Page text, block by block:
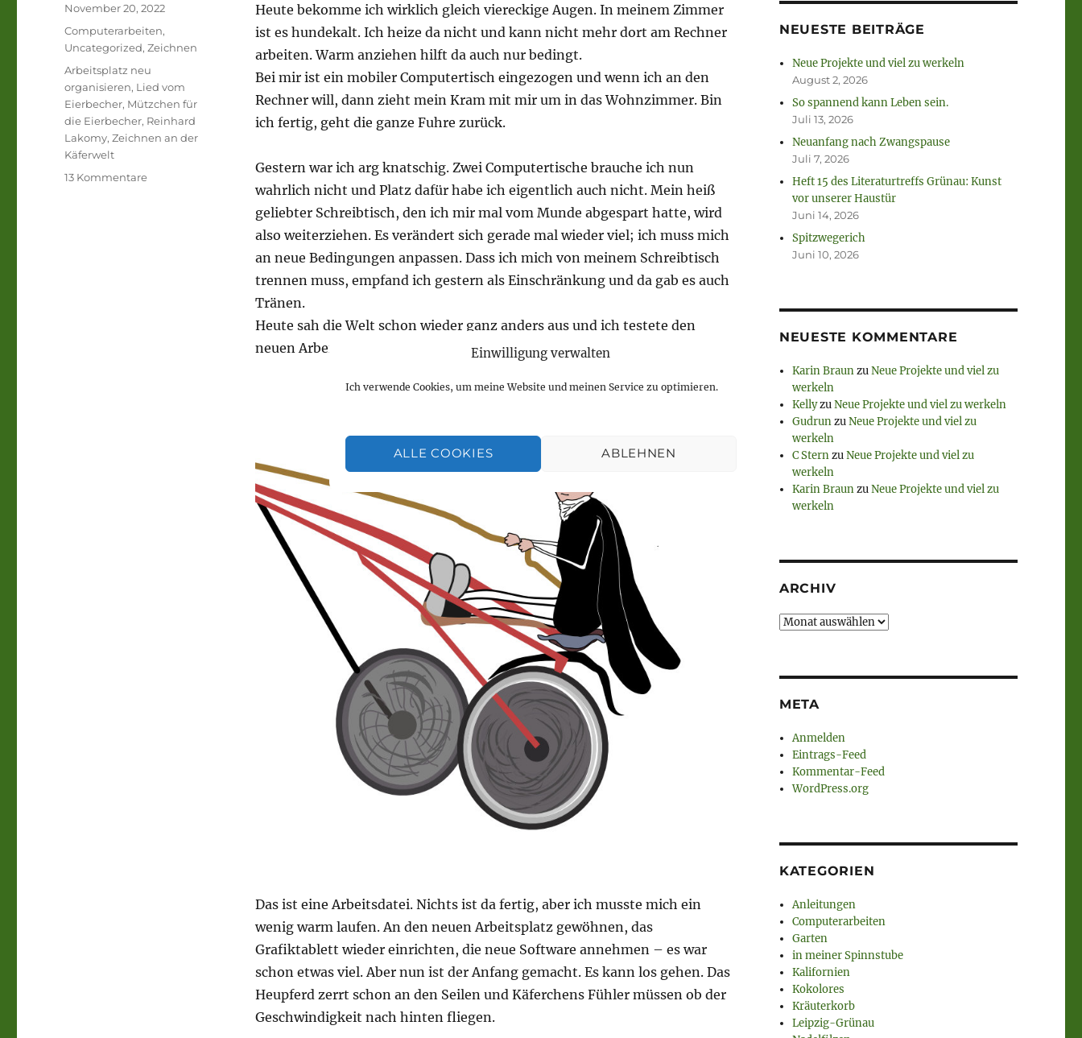
Einwilligung verwalten
Ich verwende Cookies, um meine Website und meinen Service zu optimieren.
ALLE COOKIES ABLEHNEN
Heute bekomme ich wirklich gleich viereckige Augen. In meinem Zimmer
ist es hundekalt. Ich heize da nicht und kann nicht mehr dort am Rechner
arbeiten. Warm anziehen hilft da auch nur bedingt.
Bei mir ist ein mobiler Computertisch eingezogen und wenn ich an den
Rechner will, dann zieht mein Kram mit mir um in das Wohnzimmer. Bin
ich fertig, geht die ganze Fuhre zurück.
Gestern war ich arg knatschig. Zwei Computertische brauche ich nun
wahrlich nicht und Platz dafür habe ich eigentlich auch nicht. Mein heiß
geliebter Schreibtisch, den ich mir mal vom Munde abgespart hatte, wird
also weiterziehen. Es verändert sich gerade mal wieder viel; ich muss mich
an neue Bedingungen anpassen. Dass ich mich von meinem Schreibtisch
trennen muss, empfand ich gestern als Einschränkung und da gab es auch
Tränen.
Heute sah die Welt schon wieder ganz anders aus und ich testete den
neuen Arbeitsplatz, der im Sommer in meinem Zimmer bleiben wird.
Das ist eine Arbeitsdatei. Nichts ist da fertig, aber ich musste mich ein
wenig warm laufen. An den neuen Arbeitsplatz gewöhnen, das
Grafiktablett wieder einrichten, die neue Software annehmen – es war
schon etwas viel. Aber nun ist der Anfang gemacht. Es kann los gehen. Das
Heupferd zerrt schon an den Seilen und Käferchens Fühler müssen ob der
Geschwindigkeit nach hinten fliegen.
Veröffentlicht
am
November 20, 2022
Kategorien
Computerarbeiten,
Uncategorized,Zeichnen
Schlagwörter
Arbeitsplatz neu
organisieren, Lied vom
Eierbecher, Mützchen für
die Eierbecher, Reinhard
Lakomy,Zeichnen an der
Käferwelt
13 Kommentarezu
NEUESTE BEITRÄGE
Neue Projekte und viel zu werkeln
August 2, 2026
So spannend kann Leben sein.
Juli 13, 2026
Neuanfang nach Zwangspause
Juli 7, 2026
Heft 15 des Literaturtreffs Grünau: Kunst
vor unserer Haustür
Juni 14, 2026
Spitzwegerich
Juni 10, 2026
NEUESTE KOMMENTARE
Karin BraunzuNeue Projekte und viel zu
werkeln
KellyzuNeue Projekte und viel zu werkeln
GudrunzuNeue Projekte und viel zu
werkeln
C SternzuNeue Projekte und viel zu
werkeln
Karin BraunzuNeue Projekte und viel zu
werkeln
ARCHIV
Archiv
META
Anmelden
Eintrags-Feed
Kommentar-Feed
WordPress.org
KATEGORIEN
Anleitungen
Computerarbeiten
Garten
in meiner Spinnstube
Kalifornien
Kokolores
Kräuterkorb
Leipzig-Grünau